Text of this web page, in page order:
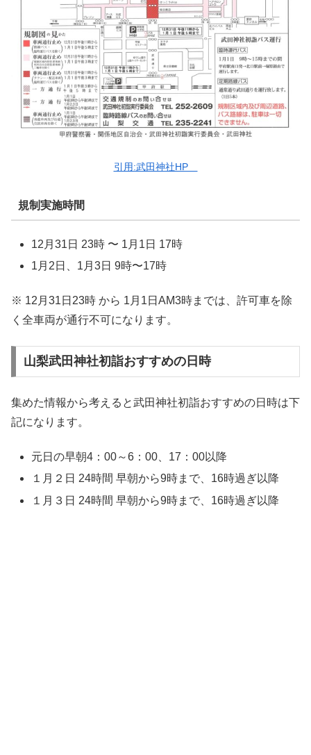
引用:武田神社HP
規制実施時間
12月31日 23時 〜 1月1日 17時
1月2日、1月3日 9時〜17時
※ 12月31日23時 から 1月1日AM3時までは、許可車を除
く全車両が通行不可になります。
山梨武田神社初詣おすすめの日時
集めた情報から考えると武田神社初詣おすすめの日時は下
記になります。
元日の早朝4：00～6：00、17：00以降
１月２日 24時間 早朝から9時まで、16時過ぎ以降
１月３日 24時間 早朝から9時まで、16時過ぎ以降